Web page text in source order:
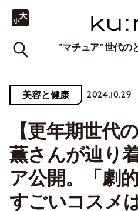
"マチュア"世代の
美容と健康 2024.10.29
【更年期世代
薫さんが辿り
ア公開。「劇
すごいコスメ